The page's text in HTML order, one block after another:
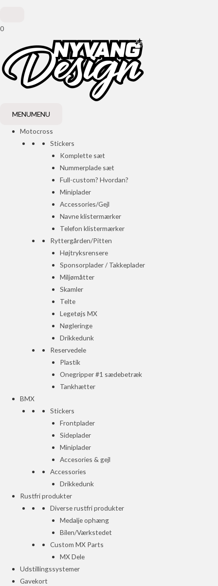
0
MENUMENU
Motocross
Stickers
Komplette sæt
Nummerplade sæt
Full-custom? Hvordan?
Miniplader
Accessories/Gejl
Navne klistermærker
Telefon klistermærker
Ryttergården/Pitten
Højtryksrensere
Sponsorplader / Takkeplader
Miljømåtter
Skamler
Telte
Legetøjs MX
Nøgleringe
Drikkedunk
Reservedele
Plastik
Onegripper #1 sædebetræk
Tankhætter
BMX
Stickers
Frontplader
Sideplader
Miniplader
Accesories & gejl
Accessories
Drikkedunk
Rustfri produkter
Diverse rustfri produkter
Medalje ophæng
Bilen/Værkstedet
Custom MX Parts
MX Dele
Udstillingssystemer
Gavekort